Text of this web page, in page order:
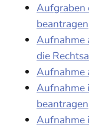
Aufgraben
beantragen
Aufnahme
die
Aufnahme
Aufnahme
beantragen
Aufnahme